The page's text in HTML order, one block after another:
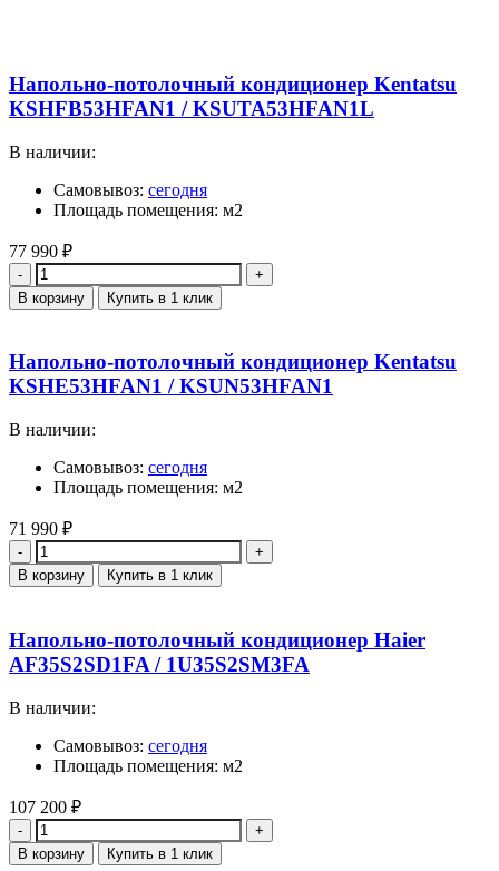
Напольно-потолочный кондиционер Kentatsu
KSHFB53HFAN1 / KSUTA53HFAN1L
В наличии:
Самовывоз: сегодня
Площадь помещения: м2
77 990 ₽
Количество
В корзину Купить в 1 клик
Напольно-потолочный кондиционер Kentatsu
KSHE53HFAN1 / KSUN53HFAN1
В наличии:
Самовывоз: сегодня
Площадь помещения: м2
71 990 ₽
Количество
В корзину Купить в 1 клик
Напольно-потолочный кондиционер Haier
AF35S2SD1FA / 1U35S2SM3FA
В наличии:
Самовывоз: сегодня
Площадь помещения: м2
107 200 ₽
Количество
В корзину Купить в 1 клик